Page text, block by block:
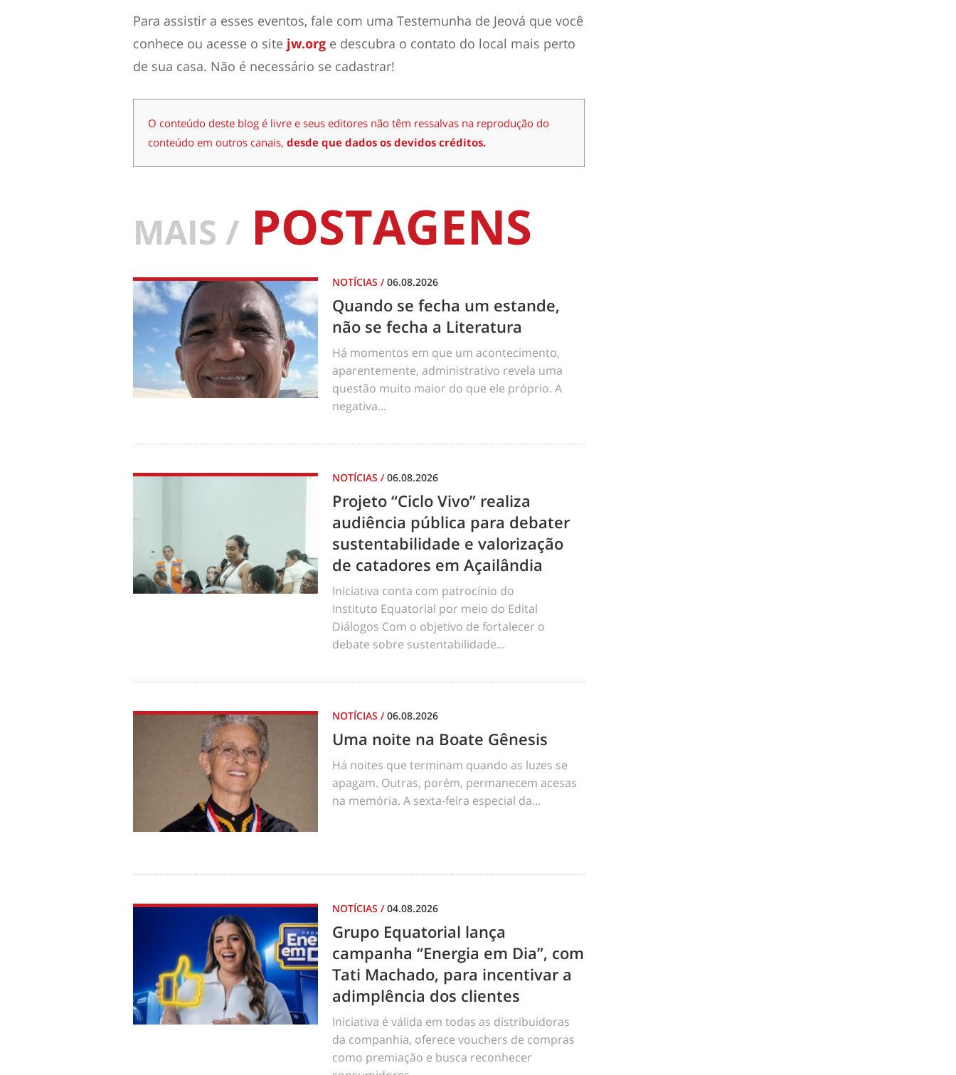
Para assistir a esses eventos, fale com uma Testemunha de Jeová que você
conhece ou acesse o site jw.org e descubra o contato do local mais perto
de sua casa. Não é necessário se cadastrar!
O conteúdo deste blog é livre e seus editores não têm ressalvas na reprodução do
conteúdo em outros canais, desde que dados os devidos créditos.
MAIS / POSTAGENS
NOTÍCIAS /06.08.2026
Quando se fecha um estande,
não se fecha a Literatura
Há momentos em que um acontecimento,
aparentemente, administrativo revela uma
questão muito maior do que ele próprio. A
negativa...
NOTÍCIAS /06.08.2026
Projeto “Ciclo Vivo” realiza
audiência pública para debater
sustentabilidade e valorização
de catadores em Açailândia
Iniciativa conta com patrocínio do
Instituto Equatorial por meio do Edital
Diálogos Com o objetivo de fortalecer o
debate sobre sustentabilidade...
NOTÍCIAS /06.08.2026
Uma noite na Boate Gênesis
Há noites que terminam quando as luzes se
apagam. Outras, porém, permanecem acesas
na memória. A sexta-feira especial da...
NOTÍCIAS /04.08.2026
Grupo Equatorial lança
campanha “Energia em Dia”, com
Tati Machado, para incentivar a
adimplência dos clientes
Iniciativa é válida em todas as distribuidoras
da companhia, oferece vouchers de compras
como premiação e busca reconhecer